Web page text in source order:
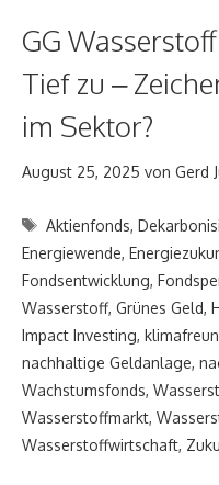
GG
Tief zu –
im Sektor?
August 25, 2025 von Gerd
Schlagwörter
Aktienfonds,
Energiewende,
Fondsentwicklung,
Wasserstoff, Grünes Geld,
Impact Investing,
nachhaltige Geldanlage,
Wachstumsfonds,
Wasserstoffmarkt,
Wasserstoffwirtschaft,